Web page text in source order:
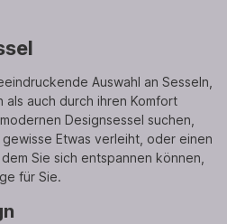
Auswahl an Sesseln,
als auch durch ihren Komfort
Designsessel suchen,
gewisse Etwas verleiht, oder einen
Sie sich entspannen können,
für Sie.